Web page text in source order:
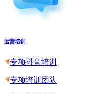
运营培训
专项抖音培训
专项培训团队